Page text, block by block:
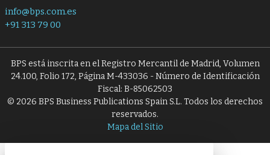
info@bps.com.es
+91 313 79 00
BPS está inscrita en el Registro Mercantil de Madrid, Volumen
24.100, Folio 172, Página M-433036 - Número de Identificación
Fiscal: B-85062503
© 2026 BPS Business Publications Spain S.L. Todos los derechos
reservados.
Mapa del Sitio